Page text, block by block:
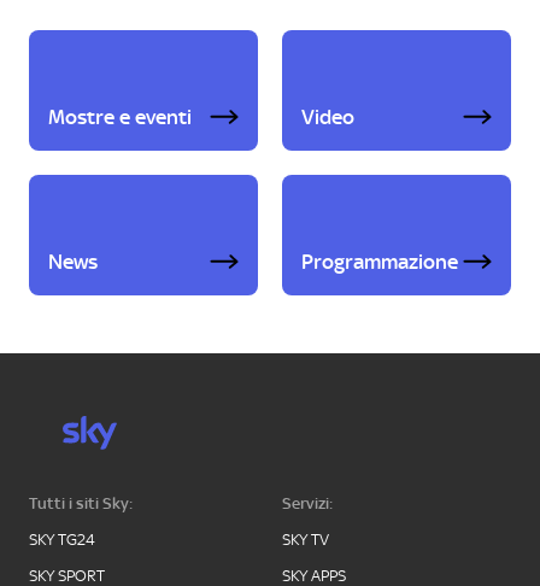
Mostre e eventi Video
News Programmazione
Tutti i siti Sky:
SKY TG24
SKY SPORT
Servizi:
SKY TV
SKY APPS